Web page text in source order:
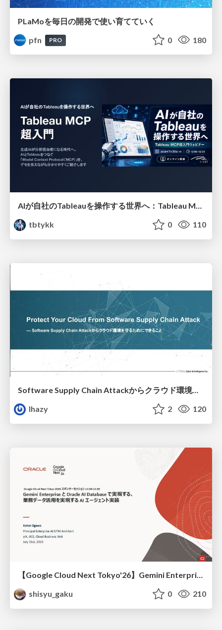
PLaMoを毎日の開発で使い育てていく
pfn
PRO 0 180
AIが自社のTableauを操作する世界へ：Tableau MCP超入門
tbtykk
0 110
Software Supply Chain Attackからクラウド環境を守るためにできること
lhazy
2 120
shisyu_gaku
0 210